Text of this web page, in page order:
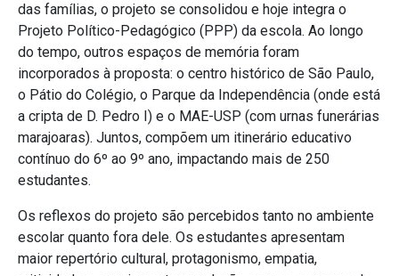
das famílias, o projeto se consolidou e hoje integra o
Projeto Político-Pedagógico (PPP) da escola. Ao longo
do tempo, outros espaços de memória foram
incorporados à proposta: o centro histórico de São Paulo,
o Pátio do Colégio, o Parque da Independência (onde está
a cripta de D. Pedro I) e o MAE-USP (com urnas funerárias
marajoaras). Juntos, compõem um itinerário educativo
contínuo do 6º ao 9º ano, impactando mais de 250
estudantes.
Os reflexos do projeto são percebidos tanto no ambiente
escolar quanto fora dele. Os estudantes apresentam
maior repertório cultural, protagonismo, empatia,